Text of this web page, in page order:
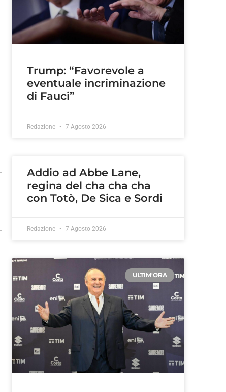
Trump: “Favorevole a
eventuale incriminazione
di Fauci”
Redazione 7 Agosto 2026
Addio ad Abbe Lane,
regina del cha cha cha
con Totò, De Sica e Sordi
Redazione 7 Agosto 2026
ULTIM'ORA